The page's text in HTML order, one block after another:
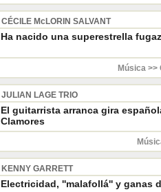
CÉCILE McLORIN SALVANT
Ha nacido una superestrella fugaz
Música
JULIAN LAGE TRIO
El guitarrista arranca gira
Clamores
KENNY GARRETT
Electricidad, ''malafollá'' y ganas